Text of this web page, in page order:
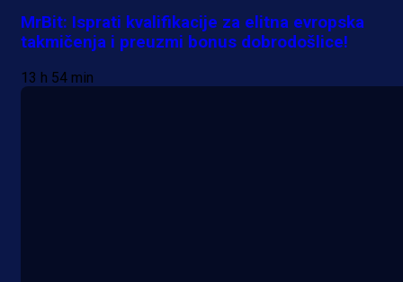
MrBit: Isprati kvalifikacije za elitna evropska
takmičenja i preuzmi bonus dobrodošlice!
13 h 54 min